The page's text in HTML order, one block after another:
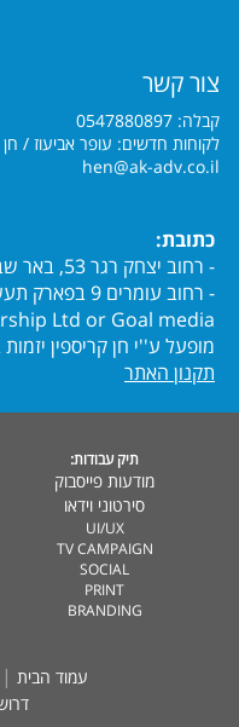
צור קשר
קבלה: 0547880897
לקוחות חדשים: עופר אביעוז / חן
hen@ak-adv.co.il
כתובת:
- רחוב יצחק רגר 53, באר שבע - משרדים קומה 15
- רחוב עומרים 9 בפארק תעשייה עומר - משרדים קומה 2
Ltd or Goal media
מופעל ע''י חן קריספין
תקנון האתר
תיק עבודות:
מודעות פייסבוק
סירטוני וידאו
UI/UX
TV CAMPAIGN
SOCIAL
PRINT
BRANDING
עמוד הבית |